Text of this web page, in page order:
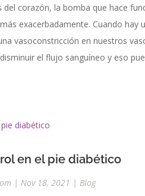
corazón, la bomba que hace
exacerbadamente. Cuando hay
vasoconstricción en nuestros
el flujo sanguíneo y eso
en el pie diabético
|Nov 18, 2021 |Blog